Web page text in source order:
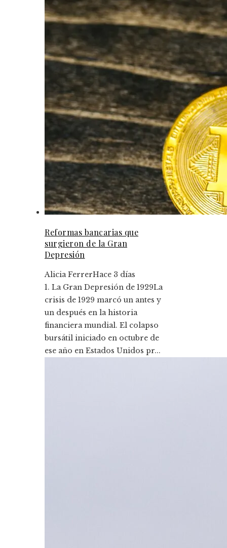
Reformas bancarias que
surgieron de la Gran
Depresión
Alicia FerrerHace 3 días
1. La Gran Depresión de 1929La
crisis de 1929 marcó un antes y
un después en la historia
financiera mundial. El colapso
bursátil iniciado en octubre de
ese año en Estados Unidos pr...